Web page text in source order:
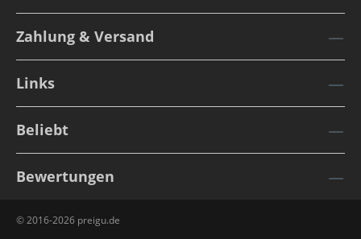
Zahlung & Versand
Links
Beliebt
Bewertungen
© 2016-2026 preigu.de